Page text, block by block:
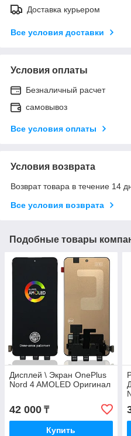
Доставка курьером
Все условия доставки
Условия оплаты
Безналичный расчет
самовывоз
Все условия оплаты
Условия возврата
Возврат товара в течение 14
Все условия возврата
Подобные товары
Дисплей \ Экран OnePlus
Nord 4 AMOLED Оригинал
42 000 ₸
Купить